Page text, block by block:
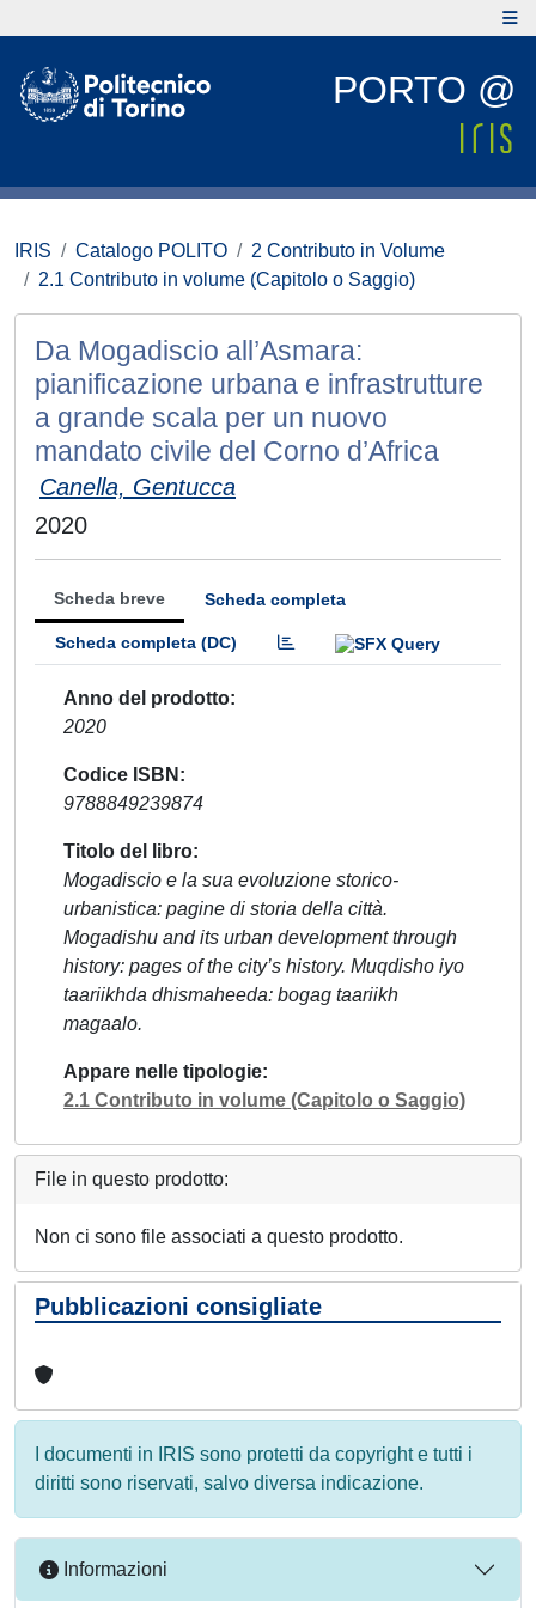
PORTO @
IRIS Catalogo POLITO
2 Contributo in Volume
2.1 Contributo in volume (Capitolo o Saggio)
Da Mogadiscio all’Asmara:
pianificazione urbana e infrastrutture
a grande scala per un nuovo
mandato civile del Corno d’Africa
Canella, Gentucca
2020
Scheda breve Scheda completa
Scheda completa (DC)
Anno del prodotto
2020
Codice ISBN
9788849239874
Titolo del libro
Mogadiscio e la sua evoluzione storico-
urbanistica: pagine di storia della città.
Mogadishu and its urban development through
history: pages of the city’s history. Muqdisho iyo
taariikhda dhismaheeda: bogag taariikh
magaalo.
Appare nelle tipologie
2.1 Contributo in volume (Capitolo o Saggio)
File in questo prodotto:
Non ci sono file associati a questo prodotto.
Pubblicazioni consigliate
I documenti in IRIS sono protetti da copyright e tutti i
diritti sono riservati, salvo diversa indicazione.
Informazioni